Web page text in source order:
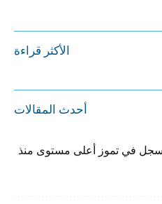
الأكثر قراءة
أحدث المقالات
تسجل في تموز أعلى مستوى منذ